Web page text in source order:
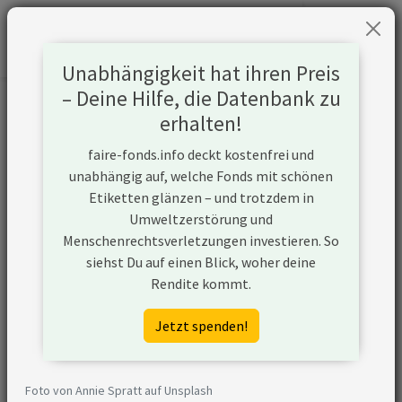
Informationen zum Unternehmen
Samsung Electronics Co., Ltd.
https://www.samsung.com/global/ir/
Konflikte N/A
Samsung Electronics Co. Ltd. ist ein
das sich hauptsächlich mit der
Herstellung und dem Vertrieb von
elektronischen Produkten
beschäftigt.
Unabhängigkeit hat ihren Preis
– Deine Hilfe, die Datenbank zu
erhalten!
faire-fonds.info deckt kostenfrei und
unabhängig auf, welche Fonds mit schönen
Etiketten glänzen – und trotzdem in
Umweltzerstörung und
Menschenrechtsverletzungen investieren. So
siehst Du auf einen Blick, woher deine
Rendite kommt.
Jetzt spenden!
Foto von Annie Spratt auf Unsplash